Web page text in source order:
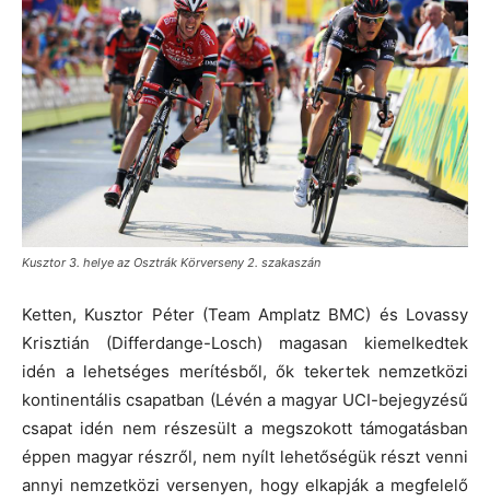
Kusztor 3. helye az Osztrák Körverseny 2. szakaszán
Ketten, Kusztor Péter (Team Amplatz BMC) és Lovassy
Krisztián (Differdange-Losch) magasan kiemelkedtek
idén a lehetséges merítésből, ők tekertek nemzetközi
kontinentális csapatban (Lévén a magyar UCI-bejegyzésű
csapat idén nem részesült a megszokott támogatásban
éppen magyar részről, nem nyílt lehetőségük részt venni
annyi nemzetközi versenyen, hogy elkapják a megfelelő